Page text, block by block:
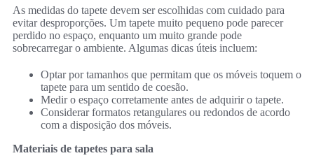
As medidas do tapete devem ser escolhidas com cuidado para
evitar desproporções. Um tapete muito pequeno pode parecer
perdido no espaço, enquanto um muito grande pode
sobrecarregar o ambiente. Algumas dicas úteis incluem:
Optar por tamanhos que permitam que os móveis toquem o
tapete para um sentido de coesão.
Medir o espaço corretamente antes de adquirir o tapete.
Considerar formatos retangulares ou redondos de acordo
com a disposição dos móveis.
Materiais de tapetes para sala